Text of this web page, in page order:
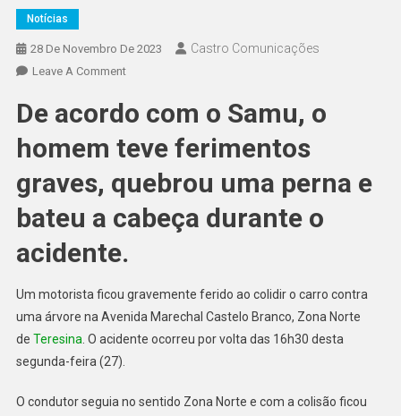
Notícias
28 De Novembro De 2023 Castro Comunicações
Leave A Comment
De acordo com o Samu, o
homem teve ferimentos
graves, quebrou uma perna e
bateu a cabeça durante o
acidente.
Um motorista ficou gravemente ferido ao colidir o carro contra
uma árvore na Avenida Marechal Castelo Branco, Zona Norte
de Teresina . O acidente ocorreu por volta das 16h30 desta
segunda-feira (27).
O condutor seguia no sentido Zona Norte e com a colisão ficou